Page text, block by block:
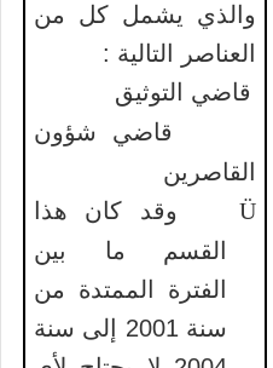
والذي يشمل كل من
العناصر التالية :
قاضي التوثيق
قاضي شؤون
القاصرين
Ü
وقد كان هذا
القسم ما بين
الفترة الممتدة من
سنة 2001 إلى سنة